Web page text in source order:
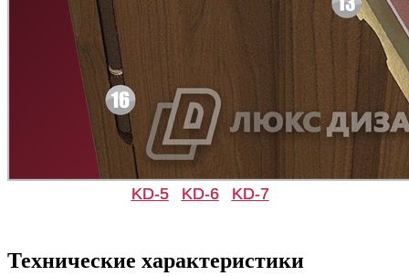
Д-36 46 30
Д-36 С Д-36 СС
C54
KD-5 KD-6 KD-7
Технические характеристики